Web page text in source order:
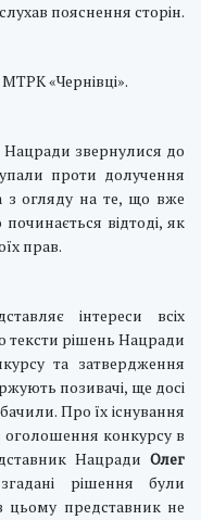
пояснення сторін.
«Чернівці».
Нацради звернулися до
проти долучення
з огляду на те, що вже
відтоді, як
прав.
інтереси всіх
тексти рішень Нацради
та затвердження
позивачі, ще досі
Про їх існування
оголошення конкурсу в
Нацради Олег
рішення були
цьому представник не